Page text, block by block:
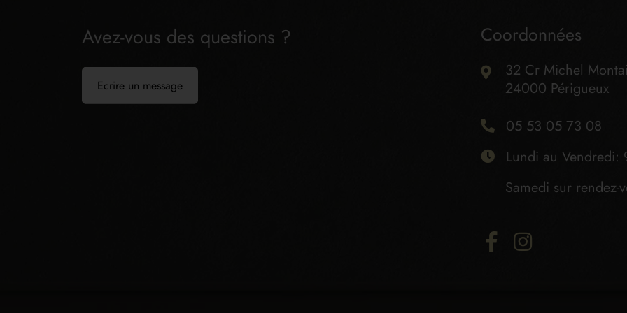
Avez-vous des questions ?
Ecrire un message
Coordonnées
32 Cr Michel
24000 Périgueux
05 53 05 73 08
Lundi au
Samedi sur rendez-